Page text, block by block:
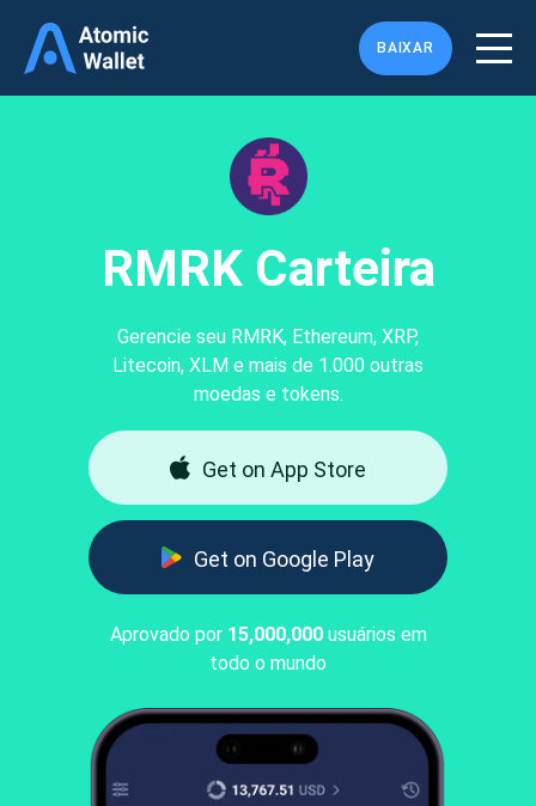
BAIXAR
RMRK Carteira
Gerencie seu RMRK, Ethereum, XRP,
Litecoin, XLM e mais de 1.000 outras
moedas e tokens.
Get on App Store
Get on Google Play
Aprovado por 15,000,000usuários em
todo o mundo